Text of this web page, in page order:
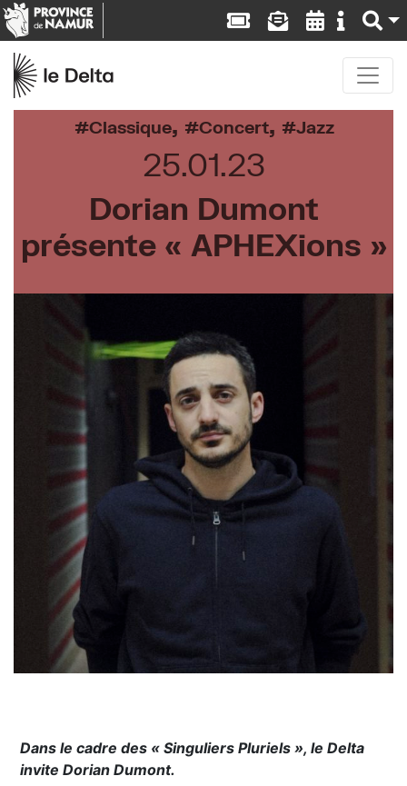
Classique, Concert, Jazz
25.01.23
Dorian Dumont
présente « APHEXions »
Dans le cadre des « Singuliers Pluriels », le Delta
invite Dorian Dumont.